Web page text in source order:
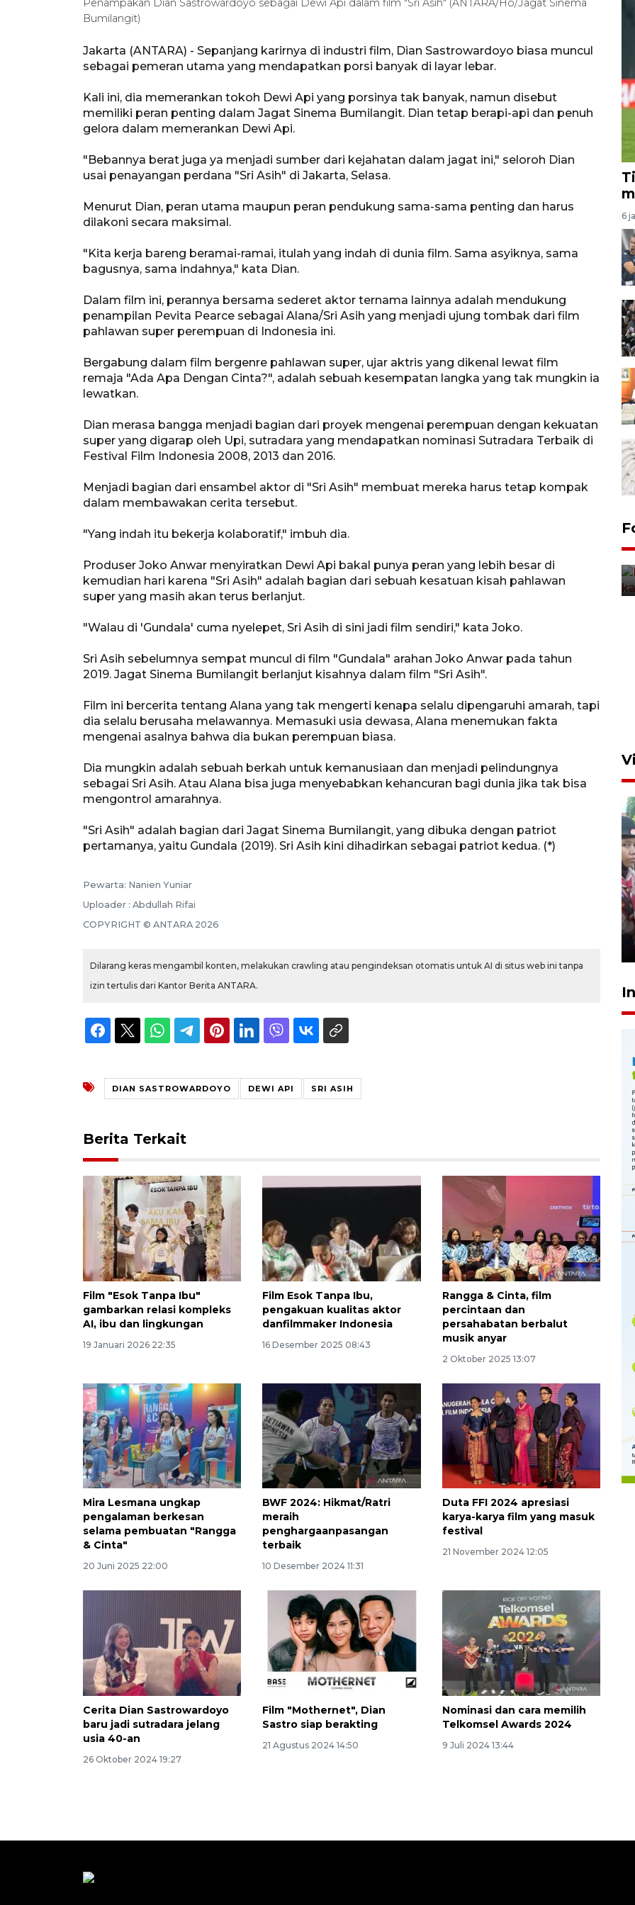
Penampakan Dian Sastrowardoyo sebagai Dewi Api dalam film "Sri Asih" (ANTARA/Ho/Jagat Sinema
Bumilangit)
Jakarta (ANTARA) - Sepanjang karirnya di industri film, Dian Sastrowardoyo biasa muncul
sebagai pemeran utama yang mendapatkan porsi banyak di layar lebar.
Kali ini, dia memerankan tokoh Dewi Api yang porsinya tak banyak, namun disebut
memiliki peran penting dalam Jagat Sinema Bumilangit. Dian tetap berapi-api dan penuh
gelora dalam memerankan Dewi Api.
"Bebannya berat juga ya menjadi sumber dari kejahatan dalam jagat ini," seloroh Dian
usai penayangan perdana "Sri Asih" di Jakarta, Selasa.
Menurut Dian, peran utama maupun peran pendukung sama-sama penting dan harus
dilakoni secara maksimal.
"Kita kerja bareng beramai-ramai, itulah yang indah di dunia film. Sama asyiknya, sama
bagusnya, sama indahnya," kata Dian.
Dalam film ini, perannya bersama sederet aktor ternama lainnya adalah mendukung
penampilan Pevita Pearce sebagai Alana/Sri Asih yang menjadi ujung tombak dari film
pahlawan super perempuan di Indonesia ini.
Bergabung dalam film bergenre pahlawan super, ujar aktris yang dikenal lewat film
remaja "Ada Apa Dengan Cinta?", adalah sebuah kesempatan langka yang tak mungkin ia
lewatkan.
Dian merasa bangga menjadi bagian dari proyek mengenai perempuan dengan kekuatan
super yang digarap oleh Upi, sutradara yang mendapatkan nominasi Sutradara Terbaik di
Festival Film Indonesia 2008, 2013 dan 2016.
Menjadi bagian dari ensambel aktor di "Sri Asih" membuat mereka harus tetap kompak
dalam membawakan cerita tersebut.
"Yang indah itu bekerja kolaboratif," imbuh dia.
Produser Joko Anwar menyiratkan Dewi Api bakal punya peran yang lebih besar di
kemudian hari karena "Sri Asih" adalah bagian dari sebuah kesatuan kisah pahlawan
super yang masih akan terus berlanjut.
"Walau di 'Gundala' cuma nyelepet, Sri Asih di sini jadi film sendiri," kata Joko.
Sri Asih sebelumnya sempat muncul di film "Gundala" arahan Joko Anwar pada tahun
2019. Jagat Sinema Bumilangit berlanjut kisahnya dalam film "Sri Asih".
Film ini bercerita tentang Alana yang tak mengerti kenapa selalu dipengaruhi amarah, tapi
dia selalu berusaha melawannya. Memasuki usia dewasa, Alana menemukan fakta
mengenai asalnya bahwa dia bukan perempuan biasa.
Dia mungkin adalah sebuah berkah untuk kemanusiaan dan menjadi pelindungnya
sebagai Sri Asih. Atau Alana bisa juga menyebabkan kehancuran bagi dunia jika tak bisa
mengontrol amarahnya.
"Sri Asih" adalah bagian dari Jagat Sinema Bumilangit, yang dibuka dengan patriot
pertamanya, yaitu Gundala (2019). Sri Asih kini dihadirkan sebagai patriot kedua. (*)
Pewarta: Nanien Yuniar
Uploader : Abdullah Rifai
COPYRIGHT © ANTARA 2026
Dilarang keras mengambil konten, melakukan crawling atau pengindeksan otomatis untuk AI di situs web ini tanpa
izin tertulis dari Kantor Berita ANTARA.
DIAN SASTROWARDOYO DEWI API SRI ASIH
Berita Terkait
Film "Esok Tanpa Ibu"
gambarkan relasi kompleks
AI, ibu dan lingkungan
19 Januari 2026 22:35
Film Esok Tanpa Ibu,
pengakuan kualitas aktor
danfilmmaker Indonesia
16 Desember 2025 08:43
Rangga & Cinta, film
percintaan dan
persahabatan berbalut
musik anyar
2 Oktober 2025 13:07
Mira Lesmana ungkap
pengalaman berkesan
selama pembuatan "Rangga
& Cinta"
20 Juni 2025 22:00
BWF 2024: Hikmat/Ratri
meraih
penghargaanpasangan
terbaik
10 Desember 2024 11:31
Duta FFI 2024 apresiasi
karya-karya film yang masuk
festival
21 November 2024 12:05
Cerita Dian Sastrowardoyo
baru jadi sutradara jelang
usia 40-an
26 Oktober 2024 19:27
Film "Mothernet", Dian
Sastro siap berakting
21 Agustus 2024 14:50
Nominasi dan cara memilih
Telkomsel Awards 2024
9 Juli 2024 13:44
6
5 Agustus 2026 22:18
Memberantas kejahatan
jalanan Jakarta
2026-08-05 18:00:00